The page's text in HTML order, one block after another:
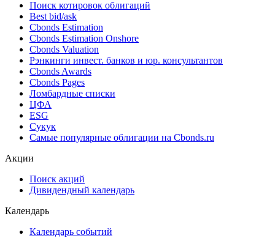
Поиск облигаций & Карты рынка
Поиск облигаций (ИИ)
Ближайшие размещения (Россия)
Поиск котировок облигаций
Best bid/ask
Cbonds Estimation
Cbonds Estimation Onshore
Cbonds Valuation
Рэнкинги инвест. банков и юр. консультантов
Cbonds Awards
Cbonds Pages
Ломбардные списки
ESG
Самые популярные облигации на Cbonds.ru
Дивидендный календарь